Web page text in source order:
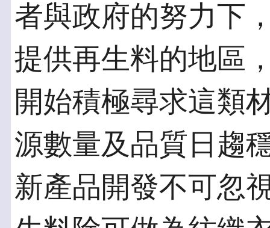
者與政府的努力下
提供再生料的地區
開始積極尋求這類
源數量及品質日趨
新產品開發不可忽